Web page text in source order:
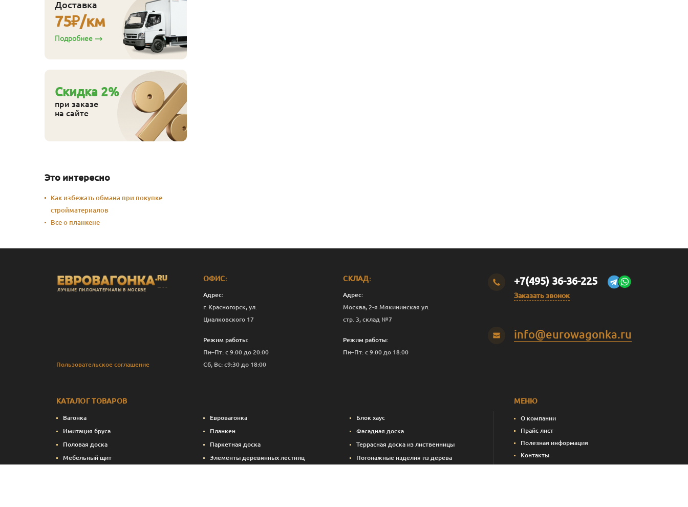
Доставка
75₽/км
Подробнее
Cкидка 2%
при заказе
на сайте
Это интересно
Как избежать обмана при покупке
стройматериалов
Все о планкене
ЛУЧШИЕ ПИЛОМАТЕРИАЛЫ В МОСКВЕ
Пользовательское соглашение
ОФИС:
Адрес:
г. Красногорск, ул.
Циалковского 17
Режим работы:
Пн–Пт: с 9:00 до 20:00
Сб, Вс: с9:30 до 18:00
СКЛАД:
Адрес:
Москва, 2-я Мякининская ул.
стр. 3, склад №7
Режим работы:
Пн–Пт: с 9:00 до 18:00
+7(495) 36-36-225
Заказать звонок
info@eurowagonka.ru
КАТАЛОГ ТОВАРОВ
Вагонка Евровагонка
Блок хаус
Имитация бруса
Планкен
Фасадная доска
Половая доска
Паркетная доска
Террасная доска из лиственницы
Мебельный щит
Элементы деревянных лестниц
Погонажные изделия из дерева
МЕНЮ
О компании
Прайс лист
Полезная информация
Контакты